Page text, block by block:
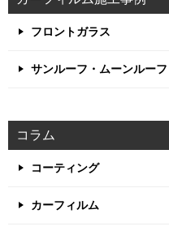
フロントガラス
サンルーフ・ムーンルーフ
コラム
コーティング
カーフィルム